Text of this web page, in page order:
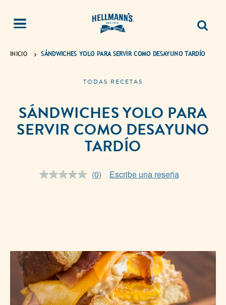
INICIO SÁNDWICHES YOLO PARA SERVIR COMO DESAYUNO TARDÍO
TODAS RECETAS
SÁNDWICHES YOLO PARA
SERVIR COMO DESAYUNO
TARDÍO
Sin
(0) Escribe una reseña